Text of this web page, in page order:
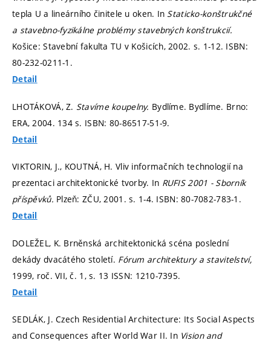
tepla U a lineárního činitele u oken. In Staticko-konštrukčné
a stavebno-fyzikálne problémy stavebných konštrukcií.
Košice: Stavební fakulta TU v Košicích, 2002. s. 1-12. ISBN:
80-232-0211-1.
Detail
LHOTÁKOVÁ, Z. Stavíme koupelny. Bydlíme. Bydlíme. Brno:
ERA, 2004. 134 s. ISBN: 80-86517-51-9.
Detail
VIKTORIN, J., KOUTNÁ, H. Vliv informačních technologií na
prezentaci architektonické tvorby. In RUFIS 2001 - Sborník
příspěvků. Plzeň: ZČU, 2001.s. 1-4. ISBN: 80-7082-783-1.
Detail
DOLEŽEL, K. Brněnská architektonická scéna poslední
dekády dvacátého století. Fórum architektury a stavitelství,
1999, roč. VII, č. 1,s. 13 ISSN: 1210-7395.
Detail
SEDLÁK, J. Czech Residential Architecture: Its Social Aspects
and Consequences after World War II. In Vision and